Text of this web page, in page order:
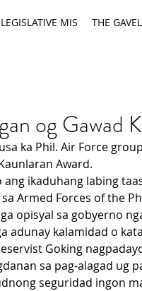
LEGISLATIVE MIS THE GAVEL
og Gawad
ka Phil. Air Force
Award.
ikaduhang labing
Armed Forces of the
opisyal sa gobyerno
adunay kalamidad o
Goking
sa pag-alagad ug
seguridad ingon